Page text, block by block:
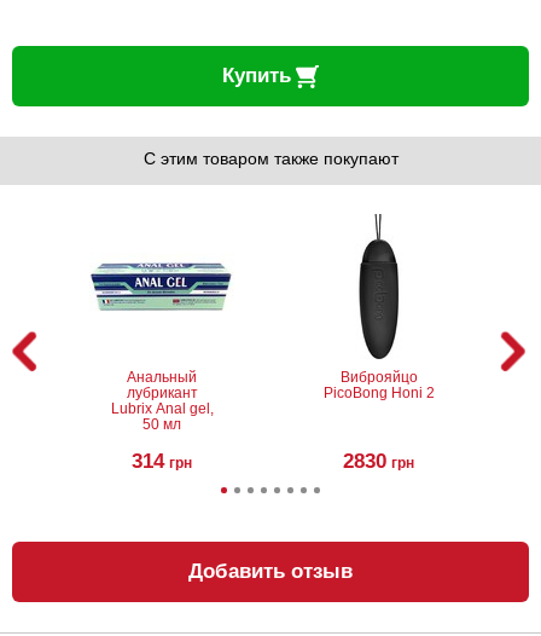
Купить
С этим товаром также покупают
Анальный
лубрикант
Lubrix Anal gel,
50 мл
314 грн
Виброяйцо
PicoBong Honi 2
2830 грн
Добавить отзыв